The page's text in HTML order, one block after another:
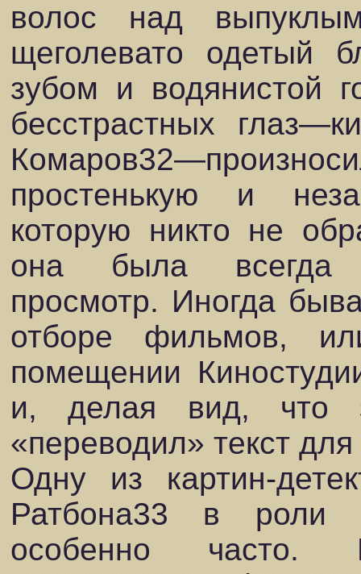
волос над
щеголевато одетый
зубом и водянистой
бесстрастных
простенькую и
которую никто не
она была всегда
просмотр. Иногда
отборе фильмов,
помещении
и, делая вид, что
«переводил» текст для
Одну из картин-
Ратбона33 в роли
особенно часто.